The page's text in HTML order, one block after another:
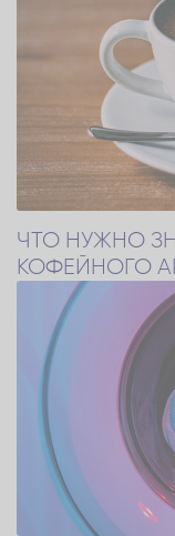
ЧТО НУЖНО
КОФЕЙНОГО